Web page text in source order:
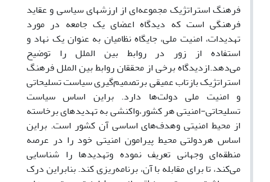
فرهنگ استراتژیک مجموعه‌ای از ارزشهای سیاسی و عقاید
فرهنگی است که دیدگاه اعضای یک جامعه در مورد
تهدیدات، امنیت ملی، جایگاه نظامیان به عنوان یک نهاد و
استفاده از زور در روابط بین الملل را توضیح
می‌دهد.ازدیدگاه برخی از محققان روابط بین الملل فرهنگ
استراتژیک بازتاب عمیقی برتصمیم‌گیری سیاست تسلیحاتی
و امنیت ملی دولت‌ها دارد. براین اساس سیاست
تسلیحاتی-امنیتی هر کشور،واکنشی به تهدیدهای برخاسته
از محیط امنیتی وهدف‌های اساسی آن کشور است. براین
اساس هردولتی محیط پیرامون امنیتی خود را در عرصه
منطقه‌ای وجهانی تعریف نموده وتهدیدها را شناسایی
می‌کند، تا برای مقابله با آن، برنامه‌ریزی کند. بنابراین درک